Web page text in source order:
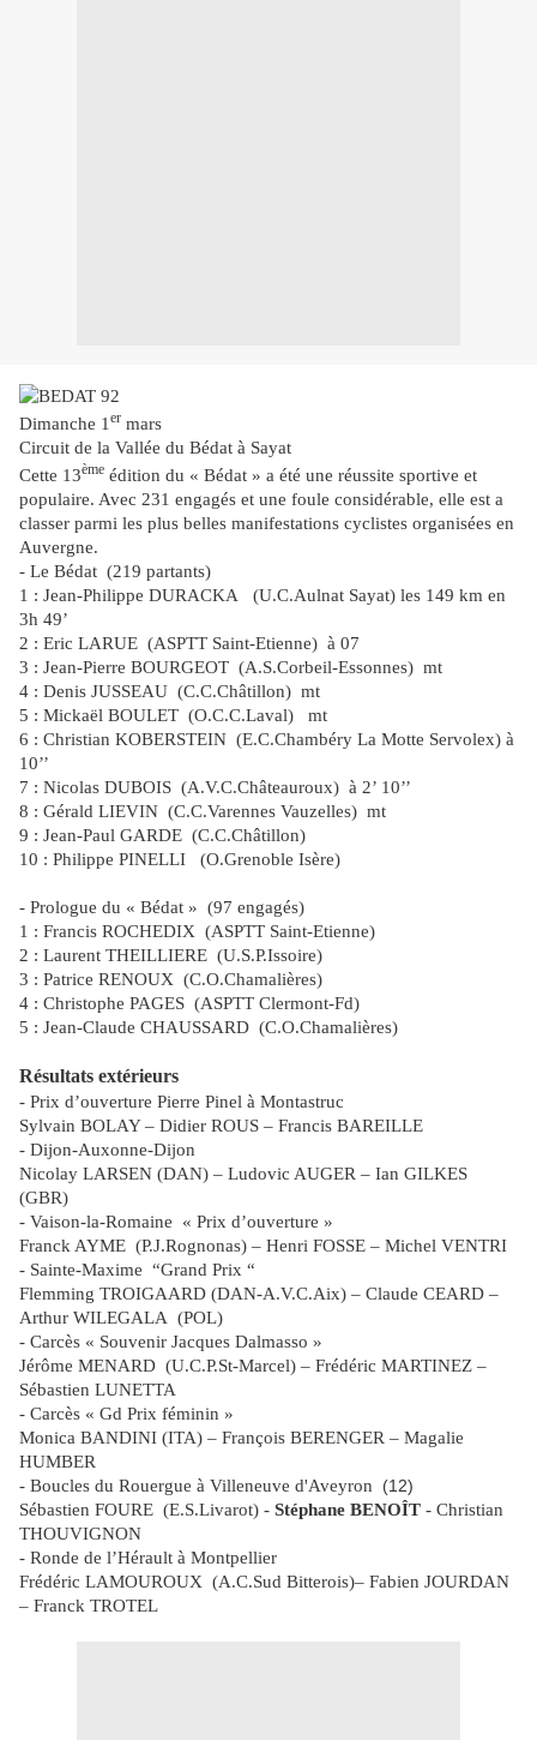
Dimanche 1 er mars
Circuit de la Vallée du Bédat à Sayat
Cette 13ème édition du « Bédat » a été une réussite sportive et
populaire. Avec 231 engagés et une foule considérable, elle est a
classer parmi les plus belles manifestations cyclistes organisées en
Auvergne.
- Le Bédat (219 partants)
1 : Jean-Philippe DURACKA
(U.C.Aulnat Sayat) les 149 km en
3h 49’
2 : Eric LARUE (ASPTT Saint-Etienne) à 07
3 : Jean-Pierre BOURGEOT (A.S.Corbeil-Essonnes) mt
4 : Denis JUSSEAU (C.C.Châtillon) mt
5 : Mickaël BOULET (O.C.C.Laval)
mt
6 : Christian KOBERSTEIN (E.C.Chambéry La Motte Servolex) à
10’’
7 : Nicolas DUBOIS (A.V.C.Châteauroux) à 2’ 10’’
8 : Gérald LIEVIN (C.C.Varennes Vauzelles) mt
9 : Jean-Paul GARDE (C.C.Châtillon)
10 : Philippe PINELLI
(O.Grenoble Isère)
- Prologue du « Bédat » (97 engagés)
1 : Francis ROCHEDIX (ASPTT Saint-Etienne)
2 : Laurent THEILLIERE (U.S.P.Issoire)
3 : Patrice RENOUX (C.O.Chamalières)
4 : Christophe PAGES (ASPTT Clermont-Fd)
5 : Jean-Claude CHAUSSARD (C.O.Chamalières)
Résultats extérieurs
- Prix d’ouverture Pierre Pinel à Montastruc
Sylvain BOLAY – Didier ROUS – Francis BAREILLE
- Dijon-Auxonne-Dijon
Nicolay LARSEN (DAN) – Ludovic AUGER – Ian GILKES
(GBR)
- Vaison-la-Romaine
« Prix d’ouverture »
Franck AYME (P.J.Rognonas) – Henri FOSSE – Michel VENTRI
- Sainte-Maxime “Grand Prix “
Flemming TROIGAARD (DAN-A.V.C.Aix) – Claude CEARD –
Arthur WILEGALA (POL)
- Carcès « Souvenir Jacques Dalmasso »
Jérôme MENARD (U.C.P.St-Marcel) – Frédéric MARTINEZ –
Sébastien LUNETTA
- Carcès « Gd Prix féminin »
Monica BANDINI (ITA) – François BERENGER – Magalie
HUMBER
- Boucles du Rouergue à Villeneuve d'Aveyron (12)
Sébastien FOURE (E.S.Livarot) - Stéphane BENOÎT - Christian
THOUVIGNON
- Ronde de l’Hérault à Montpellier
Frédéric LAMOUROUX (A.C.Sud Bitterois)– Fabien JOURDAN
– Franck TROTEL